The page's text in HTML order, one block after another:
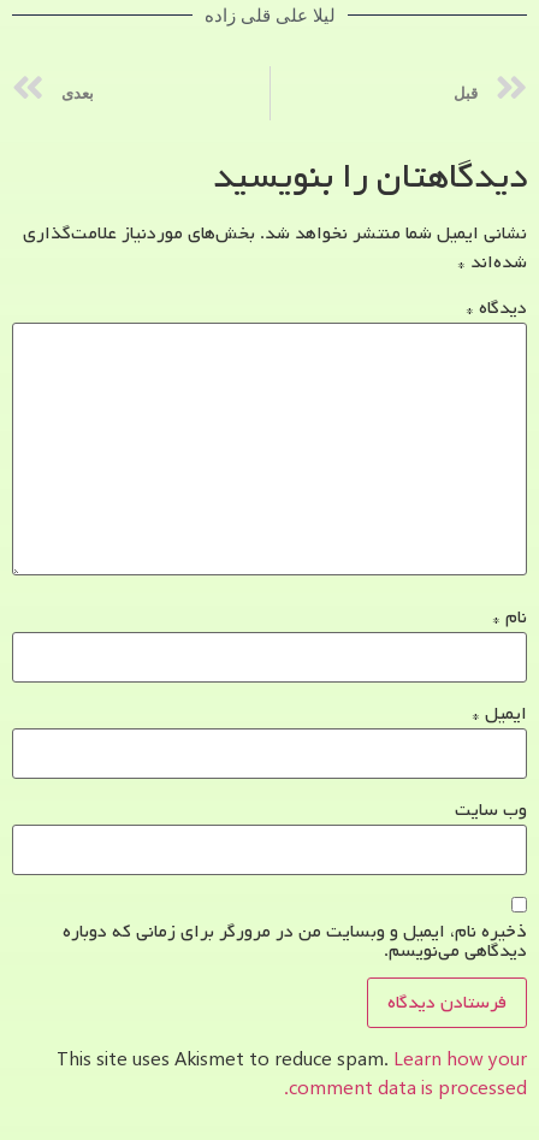
لیلا علی قلی زاده
قبل بعدی
دیدگاهتان را بنویسید
نشانی ایمیل شما منتشر نخواهد شد. بخش‌های موردنیاز علامت‌گذاری
شده‌اند *
دیدگاه *
نام *
ایمیل *
وب‌ سایت
ذخیره نام، ایمیل و وبسایت من در مرورگر برای زمانی که دوباره
دیدگاهی می‌نویسم.
This site uses Akismet to reduce spam. Learn how your
comment data is processed.